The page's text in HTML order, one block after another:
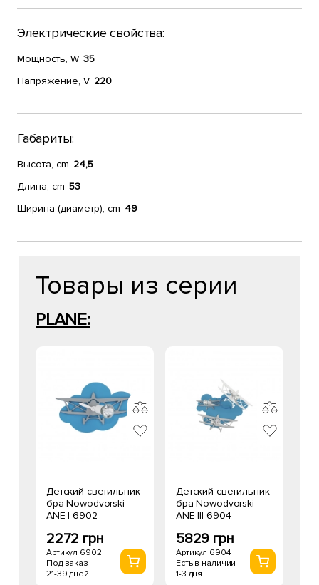
Электрические свойства:
Мощность, W 35
Напряжение, V 220
Габариты:
Высота, cm 24,5
Длина, cm 53
Ширина (диаметр), cm 49
Товары из серии
PLANE:
Детский светильник -
бра Nowodvorski
ANE I 6902
2272 грн
Артикул 6902
Под заказ
21-39 дней
Детский светильник -
бра Nowodvorski
ANE III 6904
5829 грн
Артикул 6904
Есть в наличии
1-3 дня